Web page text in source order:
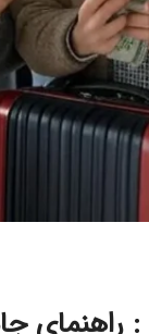
: راهنمای